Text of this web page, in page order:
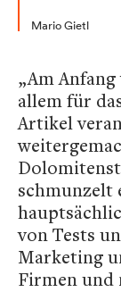
Mario Gietl
„Am
allem für
Artikel
schmunzelt
von Tests
Marketing
Firmen und